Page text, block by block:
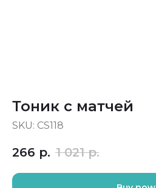
Тоник с матчей
SKU: CS118
266 р. 1 021 р.